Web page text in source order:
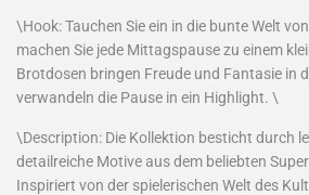
\Hook: Tauchen Sie ein in die bunte Welt
machen Sie jede Mittagspause zu einem
Brotdosen bringen Freude und Fantasie in
verwandeln die Pause in ein Highlight. \
\Description: Die Kollektion besticht durch
detailreiche Motive aus dem beliebten
Inspiriert von der spielerischen Welt des